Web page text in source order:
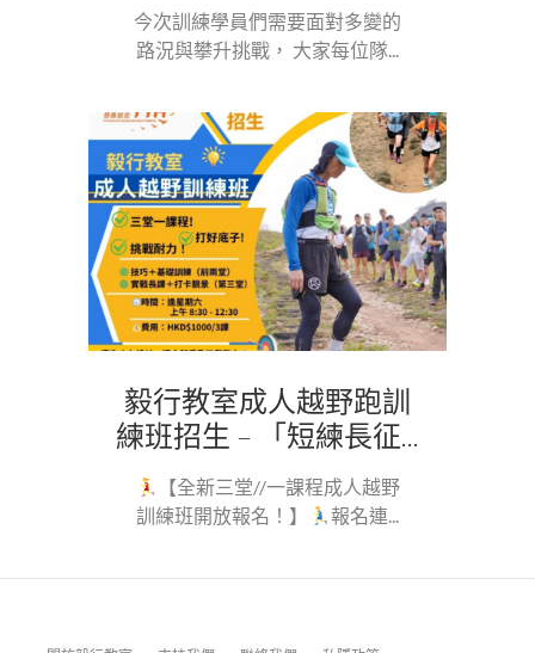
今次訓練學員們需要面對多變的
路況與攀升挑戰， 大家每位隊...
毅行教室成人越野跑訓
練班招生 – 「短練長征...
【全新三堂//一課程成人越野
訓練班開放報名！】
報名連...